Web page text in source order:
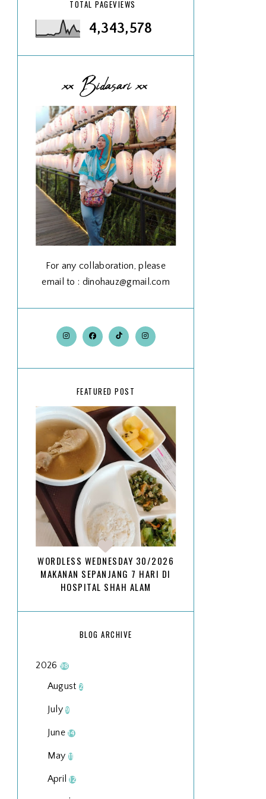
TOTAL PAGEVIEWS
4,343,578
xx Bidasari xx
For any collaboration, please
email to : dinohauz@gmail.com
FEATURED POST
WORDLESS WEDNESDAY 30/2026
MAKANAN SEPANJANG 7 HARI DI
HOSPITAL SHAH ALAM
BLOG ARCHIVE
2026 98
August 2
July9
June14
May 11
April12